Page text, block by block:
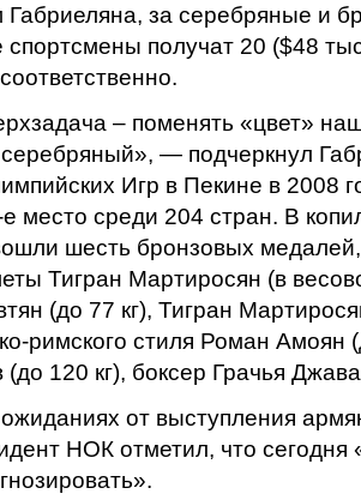
Габриеляна, за серебряные и
спортсмены получат 20 ($48
– поменять «цвет»
— подчеркнул
Игр в Пекине в 2008
место среди 204 стран. В
шесть бронзовых
Тигран Мартиросян (в
(до 77 кг), Тигран
римского стиля Роман Амоян
(до 120 кг), боксер Грачья
от выступления
НОК отметил, что сегодня